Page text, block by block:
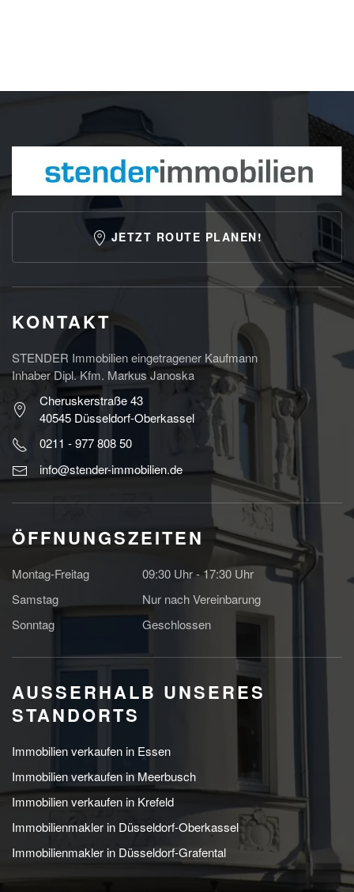
JETZT ROUTE PLANEN!
KONTAKT
STENDER Immobilien eingetragener Kaufmann
Inhaber Dipl. Kfm. Markus Janoska
Cheruskerstraße 43
40545 Düsseldorf-Oberkassel
0211 - 977 808 50
info@stender-immobilien.de
ÖFFNUNGSZEITEN
Montag-Freitag
09:30 Uhr - 17:30 Uhr
Samstag
Nur nach Vereinbarung
Sonntag
Geschlossen
AUSSERHALB UNSERES S
TANDORTS
Immobilien verkaufen in Essen
Immobilien verkaufen in Meerbusch
Immobilien verkaufen in Krefeld
Immobilienmakler in Düsseldorf-Oberkassel
Immobilienmakler in Düsseldorf-Grafental